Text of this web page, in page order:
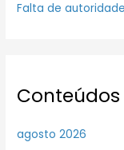
Falta de
agosto 2026